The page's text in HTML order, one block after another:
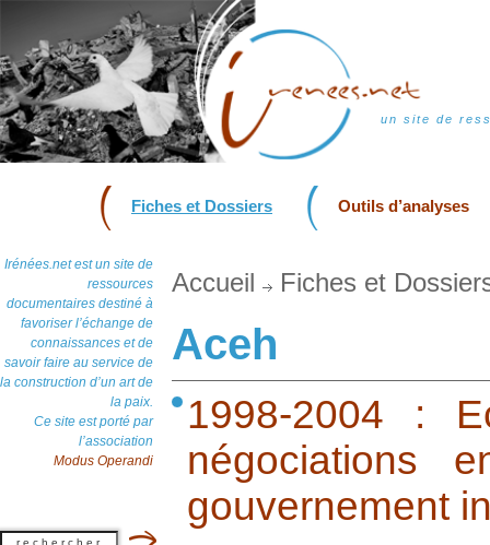
un site de
Fiches et Dossiers Outils d’analyses
Irénées.net est un site de
ressources
documentaires destiné à
favoriser l’échange de
connaissances et de
savoir faire au service de
la construction d’un art de
la paix.
Ce site est porté par
l’association
Modus Operandi
Accueil Fiches et
Aceh
1998-2004 :
négociations
gouvernement